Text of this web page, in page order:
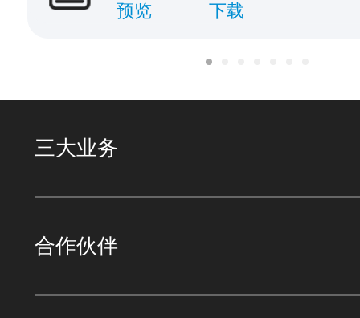
预览 下载
三大业务
合作伙伴